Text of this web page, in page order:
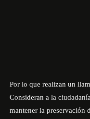
Por lo que realizan un
Consideran a la
mantener la preservación